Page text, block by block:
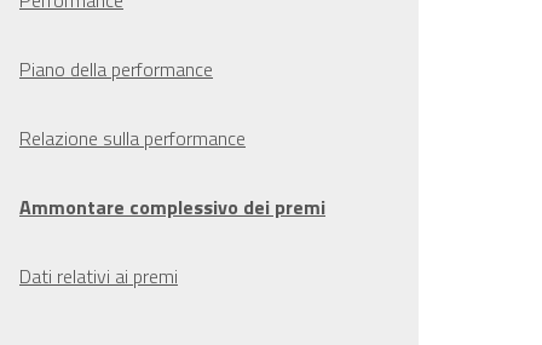
Piano della performance
Relazione sulla performance
Ammontare complessivo dei premi
Dati relativi ai premi